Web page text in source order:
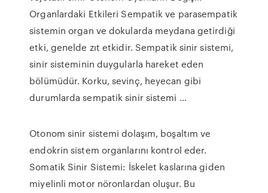
Organlardaki Etkileri Sempatik ve parasempatik
sistemin organ ve dokularda meydana getirdiği
etki, genelde zıt etkidir. Sempatik sinir sistemi,
sinir sisteminin duygularla hareket eden
bölümüdür. Korku, sevinç, heyecan gibi
durumlarda sempatik sinir sistemi …
Otonom sinir sistemi dolaşım, boşaltım ve
endokrin sistem organlarını kontrol eder.
Somatik Sinir Sistemi: İskelet kaslarına giden
miyelinli motor nöronlardan oluşur. Bu